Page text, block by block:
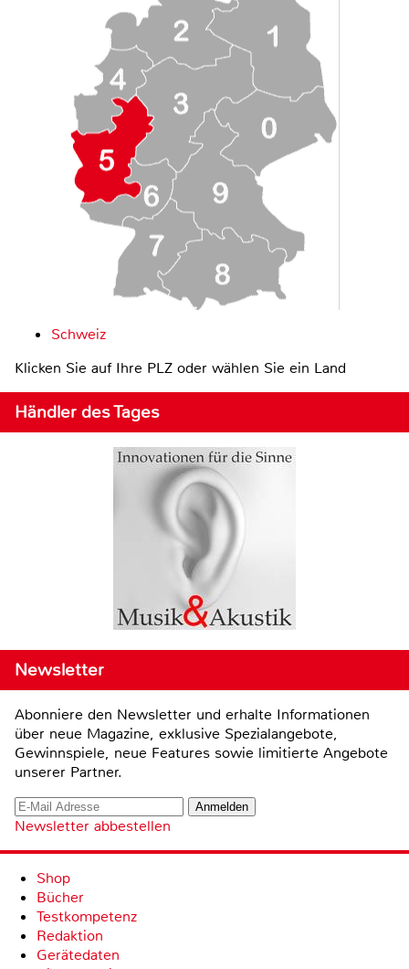
Schweiz
Klicken Sie auf Ihre PLZ oder wählen Sie ein Land
Händler des Tages
Newsletter
Abonniere den Newsletter und erhalte Informationen
über neue Magazine, exklusive Spezialangebote,
Gewinnspiele, neue Features sowie limitierte Angebote
unserer Partner.
Newsletter abbestellen
Shop
Bücher
Testkompetenz
Redaktion
Gerätedaten